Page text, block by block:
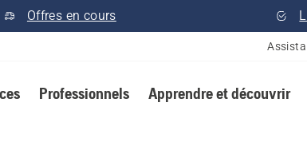
Offres en cours
Professionnels Apprendre et découvrir